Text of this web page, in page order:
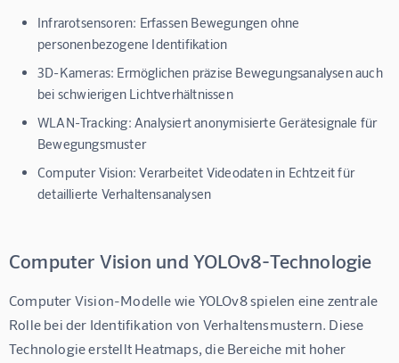
Infrarotsensoren: Erfassen Bewegungen ohne
personenbezogene Identifikation
3D-Kameras: Ermöglichen präzise Bewegungsanalysen auch
bei schwierigen Lichtverhältnissen
WLAN-Tracking: Analysiert anonymisierte Gerätesignale für
Bewegungsmuster
Computer Vision: Verarbeitet Videodaten in Echtzeit für
detaillierte Verhaltensanalysen
Computer Vision und YOLOv8-Technologie
Computer Vision-Modelle wie YOLOv8 spielen eine zentrale
Rolle bei der Identifikation von Verhaltensmustern. Diese
Technologie erstellt Heatmaps, die Bereiche mit hoher